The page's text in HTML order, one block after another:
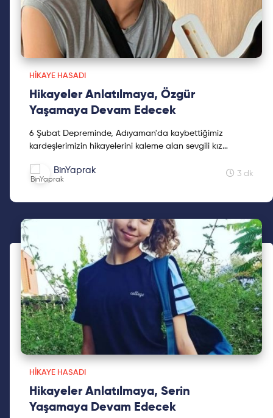
HIKAYE HASADI
Hikayeler Anlatılmaya, Özgür
Yaşamaya Devam Edecek
6 Şubat Depreminde, Adıyaman'da kaybettiğimiz
kardeşlerimizin hikayelerini kaleme alan sevgili kız
BinYaprak 3 dk
HIKAYE HASADI
Hikayeler Anlatılmaya, Serin
Yaşamaya Devam Edecek